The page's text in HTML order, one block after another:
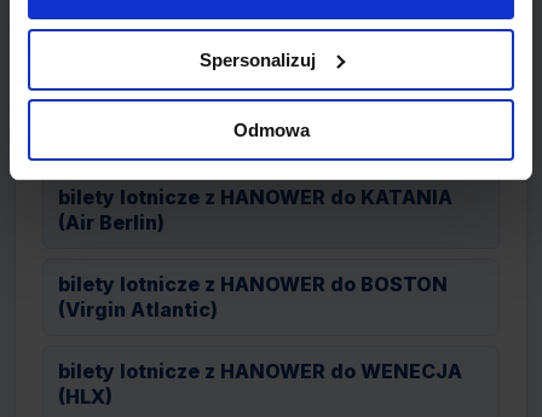
Spersonalizuj
Odmowa
bilety lotnicze z HANOWER do ALICANTE
bilety lotnicze z HANOWER do KATANIA
(Air Berlin)
bilety lotnicze z HANOWER do BOSTON
(Virgin Atlantic)
bilety lotnicze z HANOWER do WENECJA
(HLX)